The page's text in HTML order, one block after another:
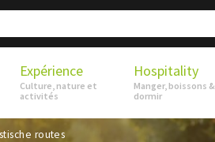
Expérience
Culture, nature et
activités
Hospitality
Manger, boissons &
dormir
routes